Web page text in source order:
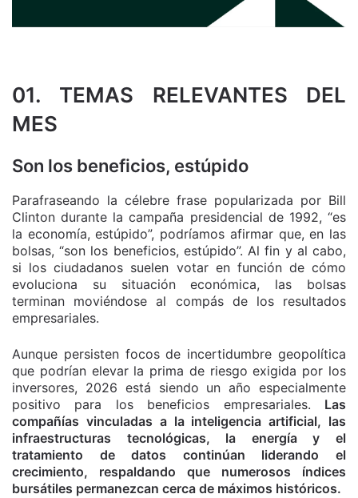
01. TEMAS RELEVANTES DEL
MES
Son los beneficios, estúpido
Parafraseando la célebre frase popularizada por Bill
Clinton durante la campaña presidencial de 1992, “es
la economía, estúpido”, podríamos afirmar que, en las
bolsas, “son los beneficios, estúpido”. Al fin y al cabo,
si los ciudadanos suelen votar en función de cómo
evoluciona su situación económica, las bolsas
terminan moviéndose al compás de los resultados
empresariales.
Aunque persisten focos de incertidumbre geopolítica
que podrían elevar la prima de riesgo exigida por los
inversores, 2026 está siendo un año especialmente
positivo para los beneficios empresariales. Las
compañías vinculadas a la inteligencia artificial, las
infraestructuras tecnológicas, la energía y el
tratamiento de datos continúan liderando el
crecimiento, respaldando que numerosos índices
bursátiles permanezcan cerca de máximos históricos.